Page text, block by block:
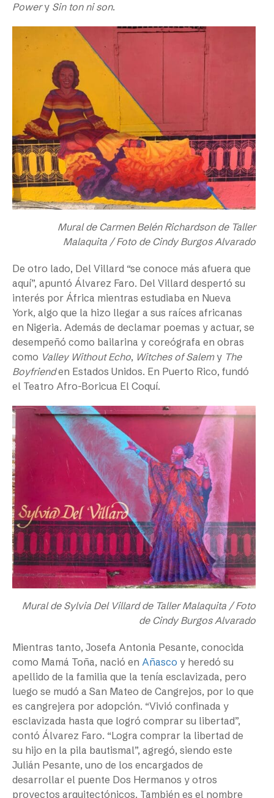
Powery Sin ton ni son.
Mural de Carmen Belén Richardson de Taller
Malaquita / Foto de Cindy Burgos Alvarado
De otro lado, Del Villard “se conoce más afuera que
aquí”, apuntó Álvarez Faro. Del Villard despertó su
interés por África mientras estudiaba en Nueva
York, algo que la hizo llegar a sus raíces africanas
en Nigeria. Además de declamar poemas y actuar, se
desempeñó como bailarina y coreógrafa en obras
como Valley Without Echo, Witches of Salemy The
Boyfrienden Estados Unidos. En Puerto Rico, fundó
el Teatro Afro-Boricua El Coquí.
Mural de Sylvia Del Villard de Taller Malaquita / Foto
de Cindy Burgos Alvarado
Mientras tanto, Josefa Antonia Pesante, conocida
como Mamá Toña, nació en Añasco y heredó su
apellido de la familia que la tenía esclavizada, pero
luego se mudó a San Mateo de Cangrejos, por lo que
es cangrejera por adopción. “Vivió confinada y
esclavizada hasta que logró comprar su libertad”,
contó Álvarez Faro. “Logra comprar la libertad de
su hijo en la pila bautismal”, agregó, siendo este
Julián Pesante, uno de los encargados de
desarrollar el puente Dos Hermanos y otros
proyectos arquitectónicos. También es el nombre